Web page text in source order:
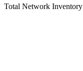
Total Network Inventory